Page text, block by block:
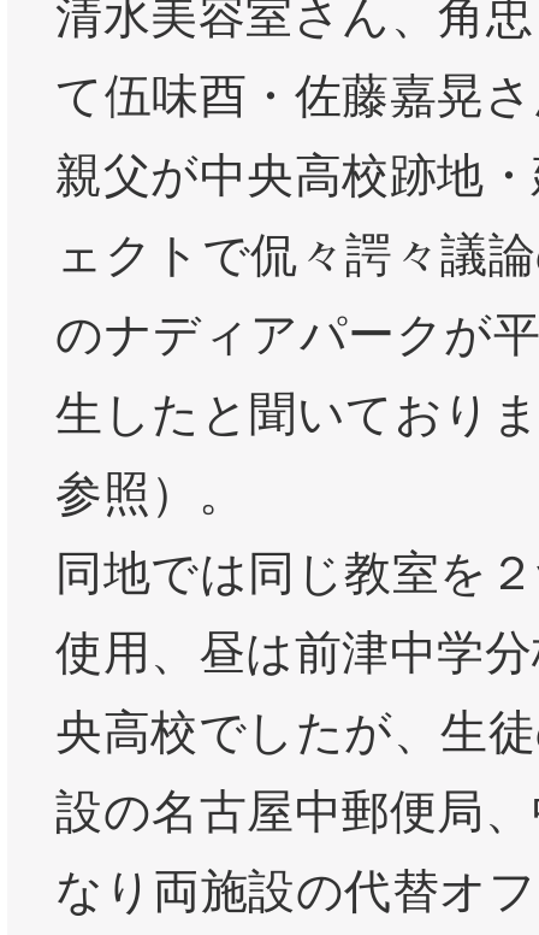
清水美容室さん、角
て伍味酉・佐藤嘉晃
親父が中央高校跡地
ェクトで侃々諤々議
のナディアパークが
生したと聞いており
参照）。
同地では同じ教室を
使用、昼は前津中学
央高校でしたが、生
設の名古屋中郵便局
なり両施設の代替オ